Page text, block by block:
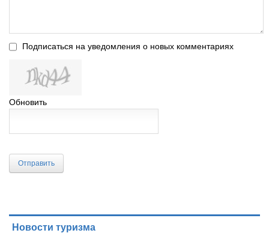
Подписаться на уведомления о новых комментариях
Обновить
Отправить
Новости туризма